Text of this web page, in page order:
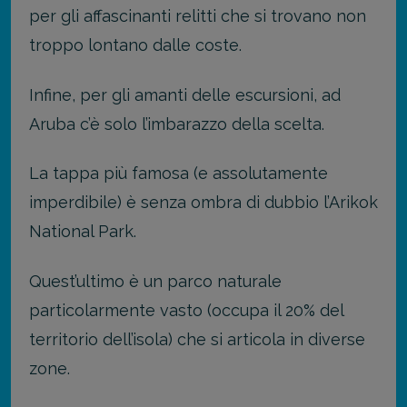
per gli affascinanti relitti che si trovano non
troppo lontano dalle coste.
Infine, per gli amanti delle escursioni, ad
Aruba c’è solo l’imbarazzo della scelta.
La tappa più famosa (e assolutamente
imperdibile) è senza ombra di dubbio l’Arikok
National Park.
Quest’ultimo è un parco naturale
particolarmente vasto (occupa il 20% del
territorio dell’isola) che si articola in diverse
zone.